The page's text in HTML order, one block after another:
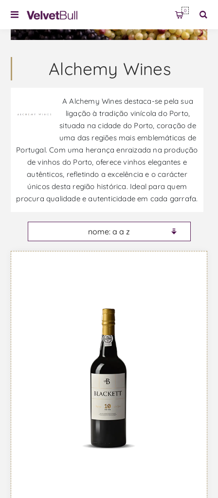
0
Alchemy Wines
A Alchemy Wines destaca-se pela sua
ligação à tradição vinícola do Porto,
situada na cidade do Porto, coração de
uma das regiões mais emblemáticas de
Portugal. Com uma herança enraizada na produção
de vinhos do Porto, oferece vinhos elegantes e
autênticos, refletindo a excelência e o carácter
únicos desta região histórica. Ideal para quem
procura qualidade e autenticidade em cada garrafa.